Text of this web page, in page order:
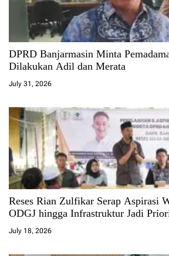
DPRD Banjarmasin Minta
Dilakukan Adil dan Merata
July 31, 2026
Reses Rian Zulfikar Serap Aspirasi
ODGJ hingga Infrastruktur Jadi
July 18, 2026